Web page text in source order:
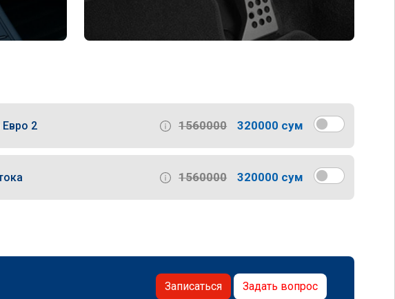
2 1560000 320000 сум
1560000 320000 сум
Записаться Задать вопрос